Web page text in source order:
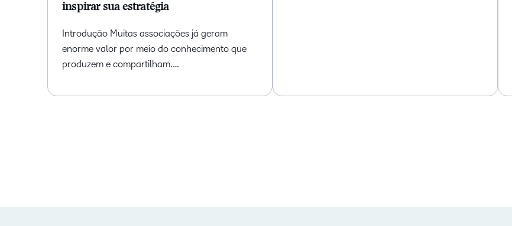
inspirar sua estratégia
Introdução Muitas associações já geram
enorme valor por meio do conhecimento que
produzem e compartilham.…